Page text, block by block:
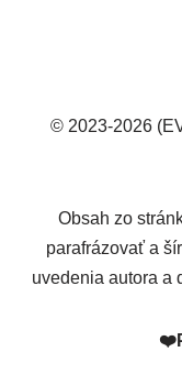
© 2023-2026
Obsah zo
parafrázovať a
uvedenia autora a
❤️